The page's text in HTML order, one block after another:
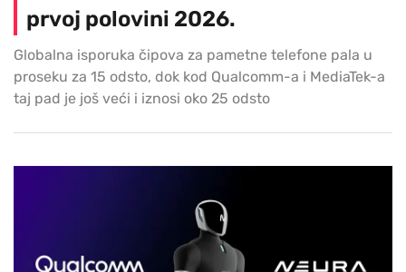
prvoj polovini 2026.
Globalna isporuka čipova za pametne telefone pala u
proseku za 15 odsto, dok kod Qualcomm-a i MediaTek-a
taj pad je još veći i iznosi oko 25 odsto